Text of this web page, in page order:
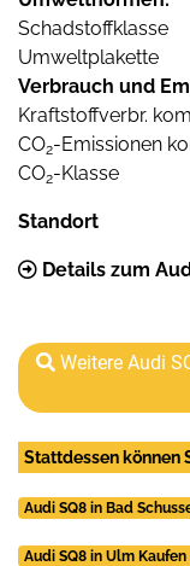
Schadstoffklasse
Umweltplakette
Verbrauch und
Kraftstoffverbr.
CO2-Emissionen
CO2-Klasse
Standort
Details zum
Weitere Audi
Stattdessen können
Audi SQ8 in Bad
Audi SQ8 in Ulm